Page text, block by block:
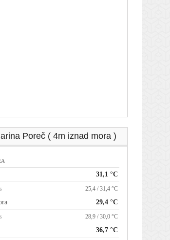
Poreč ( 4m iznad mora )
31,1 °C
25,4 / 31,4 °C
29,4 °C
28,9 / 30,0 °C
36,7 °C